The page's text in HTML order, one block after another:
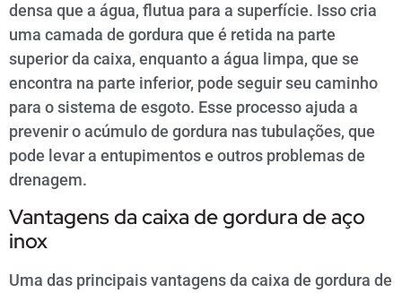
densa que a água, flutua para a superfície. Isso cria
uma camada de gordura que é retida na parte
superior da caixa, enquanto a água limpa, que se
encontra na parte inferior, pode seguir seu caminho
para o sistema de esgoto. Esse processo ajuda a
prevenir o acúmulo de gordura nas tubulações, que
pode levar a entupimentos e outros problemas de
drenagem.
Vantagens da caixa de gordura de aço
inox
Uma das principais vantagens da caixa de gordura de